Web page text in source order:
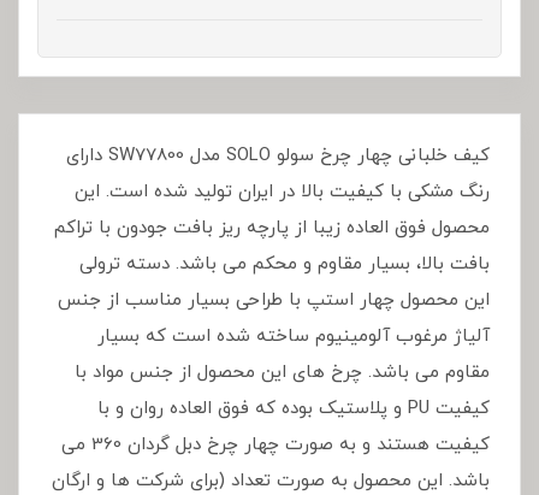
کیف خلبانی چهار چرخ سولو SOLO مدل SW77800 دارای
رنگ مشکی با کیفیت بالا در ایران تولید شده است. این
محصول فوق العاده زیبا از پارچه ریز بافت جودون با تراکم
بافت بالا، بسیار مقاوم و محکم می باشد. دسته ترولی
این محصول چهار استپ با طراحی بسیار مناسب از جنس
آلیاژ مرغوب آلومینیوم ساخته شده است که بسیار
مقاوم می باشد. چرخ های این محصول از جنس مواد با
کیفیت PU و پلاستیک بوده که فوق العاده روان و با
کیفیت هستند و به صورت چهار چرخ دبل گردان 360 می
باشد. این محصول به صورت تعداد (برای شرکت ها و ارگان